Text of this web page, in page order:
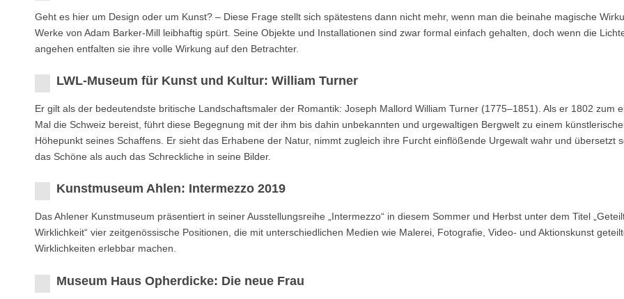
Geht es hier um Design oder um Kunst? – Diese Frage stellt sich spätestens dann nicht mehr, wenn man die beinahe magische
Werke von Adam Barker-Mill leibhaftig spürt. Seine Objekte und Installationen sind zwar formal einfach gehalten, doch wenn die
angehen entfalten sie ihre volle Wirkung auf den Betrachter.
LWL-Museum für Kunst und Kultur: William Turner
Er gilt als der bedeutendste britische Landschaftsmaler der Romantik: Joseph Mallord William Turner (1775–1851). Als er 1802 zum
Mal die Schweiz bereist, führt diese Begegnung mit der ihm bis dahin unbekannten und urgewaltigen Bergwelt zu einem
Höhepunkt seines Schaffens. Er sieht das Erhabene der Natur, nimmt zugleich ihre Furcht einflößende Urgewalt wahr und übersetzt
das Schöne als auch das Schreckliche in seine Bilder.
Kunstmuseum Ahlen: Intermezzo 2019
Das Ahlener Kunstmuseum präsentiert in seiner Ausstellungsreihe „Intermezzo“ in diesem Sommer und Herbst unter dem Titel
Wirklichkeit“ vier zeitgenössische Positionen, die mit unterschiedlichen Medien wie Malerei, Fotografie, Video- und Aktionskunst
Wirklichkeiten erlebbar machen.
Museum Haus Opherdicke: Die neue Frau